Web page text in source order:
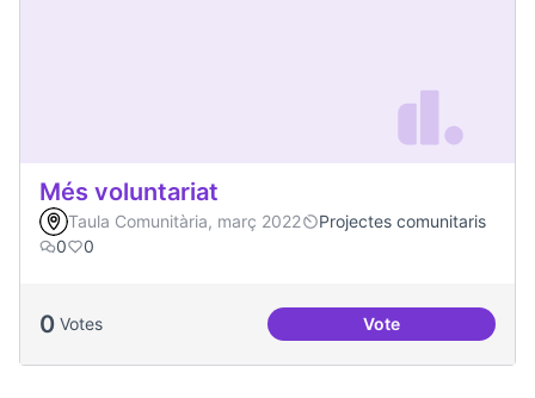
Més voluntariat
Taula Comunitària, març 2022
Projectes comunitaris
0
0
0 Votes VoteMés voluntariat